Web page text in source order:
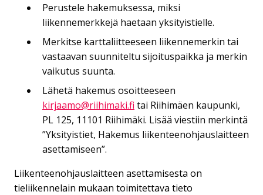
Perustele hakemuksessa, miksi
liikennemerkkejä haetaan yksityistielle.
Merkitse karttaliitteeseen liikennemerkin tai
vastaavan suunniteltu sijoituspaikka ja merkin
vaikutus suunta.
Lähetä hakemus osoitteeseen
kirjaamo@riihimaki.fi tai Riihimäen kaupunki,
PL 125, 11101 Riihimäki. Lisää viestiin merkintä
”Yksityistiet, Hakemus liikenteenohjauslaitteen
asettamiseen”.
Liikenteenohjauslaitteen asettamisesta on
tieliikennelain mukaan toimitettava tieto